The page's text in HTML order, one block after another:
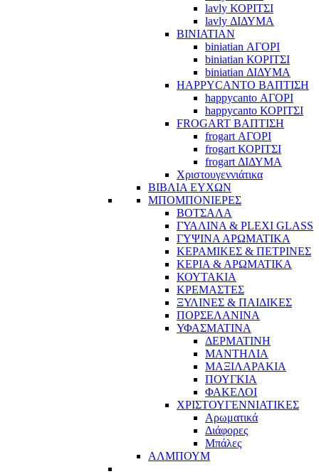
lavly ΚΟΡΙΤΣΙ
lavly ΔΙΔΥΜΑ
BINIATIAN
biniatian ΑΓΟΡΙ
biniatian ΚΟΡΙΤΣΙ
biniatian ΔΙΔΥΜΑ
HAPPYCANTO ΒΑΠΤΙΣΗ
happycanto ΑΓΟΡΙ
happycanto ΚΟΡΙΤΣΙ
FROGART ΒΑΠΤΙΣΗ
frogart ΑΓΟΡΙ
frogart ΚΟΡΙΤΣΙ
frogart ΔΙΔΥΜΑ
Χριστουγεννιάτικα
ΒΙΒΛΙΑ ΕΥΧΩΝ
ΜΠΟΜΠΟΝΙΕΡΕΣ
ΒΟΤΣΑΛΑ
ΓΥΑΛΙΝΑ & PLEXI GLASS
ΓΥΨΙΝΑ ΑΡΩΜΑΤΙΚΑ
ΚΕΡΑΜΙΚΕΣ & ΠΕΤΡΙΝΕΣ
ΚΕΡΙΑ & ΑΡΩΜΑΤΙΚΑ
ΚΟΥΤΑΚΙΑ
ΚΡΕΜΑΣΤΕΣ
ΞΥΛΙΝΕΣ & ΠΑΙΔΙΚΕΣ
ΠΟΡΣΕΛΑΝΙΝΑ
ΥΦΑΣΜΑΤΙΝA
ΔΕΡΜΑΤΙΝΗ
ΜΑΝΤΗΛΙΑ
ΜΑΞΙΛΑΡΑΚΙΑ
ΠΟΥΓΚΙΑ
ΦΑΚΕΛΟΙ
ΧΡΙΣΤΟΥΓΕΝΝΙΑΤΙΚΕΣ
Αρωματικά
Διάφορες
Μπάλες
ΑΛΜΠΟΥΜ